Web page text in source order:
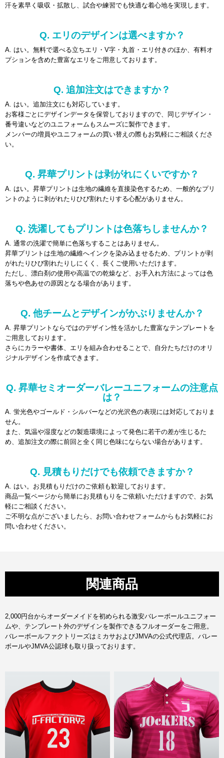
汗を素早く吸収・拡散し、試合や練習でも快適な着心地を実現します。
Q. エリのデザインは選べますか？
A. はい。無料で選べる立ちエリ・V字・丸首・エリ付きのほか、有料オ
プションを含めた豊富なエリをご用意しております。
Q. 追加注文はできますか？
A. はい。追加注文にも対応しています。
お客様ごとにデザインデータを保管しておりますので、同じデザイン・
番号違いなどのユニフォームもスムーズに製作できます。
メンバーの増員やユニフォームの買い替えの際もお気軽にご相談くださ
い。
Q. 昇華プリントは剥がれにくいですか？
A. はい。昇華プリントは生地の繊維を直接染色するため、一般的なプリ
ントのように剥がれたりひび割れたりする心配がありません。
Q. 洗濯してもプリントは色落ちしませんか？
A. 通常の洗濯で簡単に色落ちすることはありません。
昇華プリントは生地の繊維へインクを染み込ませるため、プリントが剥
がれたりひび割れたりしにくく、長くご使用いただけます。
ただし、漂白剤の使用や高温での乾燥など、お手入れ方法によっては色
落ちや色あせの原因となる場合があります。
Q. 他チームとデザインがかぶりませんか？
A. 昇華プリントならではのデザイン性を活かした豊富なテンプレートを
ご用意しております。
さらにカラーや書体、エリを組み合わせることで、自分たちだけのオリ
ジナルデザインを作成できます。
Q. 昇華セミオーダーバレーユニフォームの注意点
は？
A. 蛍光色やゴールド・シルバーなどの光沢色の表現には対応しておりま
せん。
また、気温や湿度などの製造環境によって発色に若干の差が生じるた
め、追加注文の際に前回と全く同じ色味にならない場合があります。
Q. 見積もりだけでも依頼できますか？
A. はい。お見積もりだけのご依頼も歓迎しております。
商品一覧ページから簡単にお見積もりをご依頼いただけますので、お気
軽にご相談ください。
ご不明な点がございましたら、お問い合わせフォームからもお気軽にお
問い合わせください。
関連商品
2,000円台からオーダーメイドを初められる激安バレーボールユニフォー
ムや、テンプレート外のデザインを製作できるフルオーダーをご用意。
バレーボールファクトリーズはミカサおよびJMVAの公式代理店。バレー
ボールやJMVA公認球も取り扱っております。